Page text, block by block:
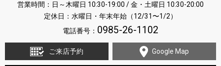
営業時間：日～木曜日 10:30-19:00 / 金・土曜日 10:30-20:00
定休日：水曜日・年末年始（12/31〜1/2）
電話番号： 0985-26-1102
ご来店予約 Google Map